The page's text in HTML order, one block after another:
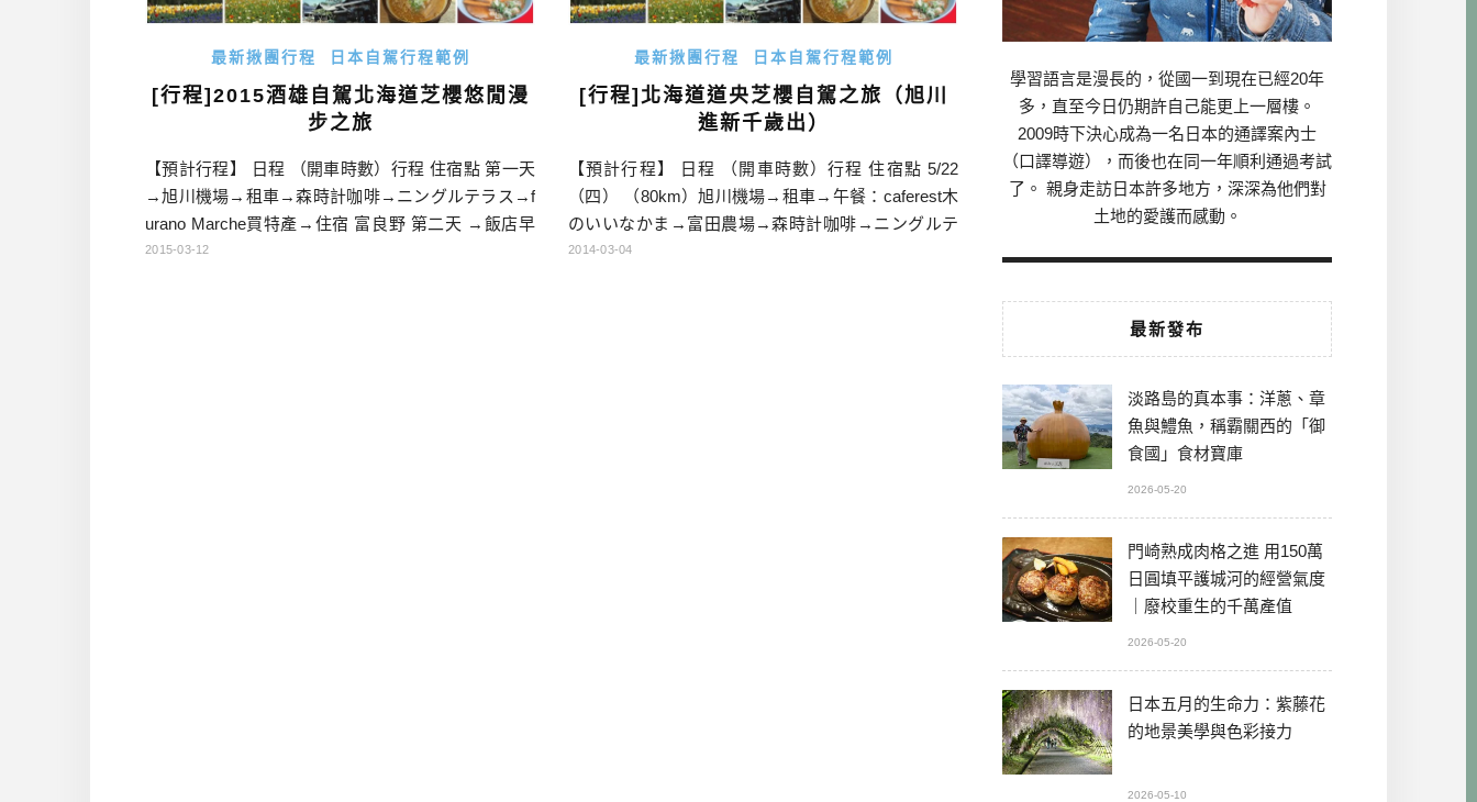
最新揪團行程 日本自駕行程範例
[行程]2015酒雄自駕北海道芝櫻悠閒漫
步之旅
【預計行程】 日程 （開車時數）行程 住宿點 第一天
→旭川機場→租車→森時計咖啡→ニングルテラス→f
urano Marche買特產→住宿 富良野 第二天 →飯店早
餐→陶藝＆咖啡：野良窯→青池→白鬚瀑布→十勝岳
2015-03-12
最新揪團行程 日本自駕行程範例
[行程]北海道道央芝櫻自駕之旅（旭川
進新千歲出）
【預計行程】 日程 （開車時數）行程 住宿點 5/22
（四） （80km）旭川機場→租車→午餐：caferest木
のいいなかま→富田農場→森時計咖啡→ニングルテ
ラス逛逛→furano Marche買特產→住宿 富良野 5/23
2014-03-04
學習語言是漫長的，從國一到現在已經20年
多，直至今日仍期許自己能更上一層樓。
2009時下決心成為一名日本的通譯案內士
（口譯導遊），而後也在同一年順利通過考試
了。 親身走訪日本許多地方，深深為他們對
土地的愛護而感動。
最新發布
淡路島的真本事：洋蔥、章
魚與鱧魚，稱霸關西的「御
食國」食材寶庫
2026-05-20
門崎熟成肉格之進 用150萬
日圓填平護城河的經營氣度
｜廢校重生的千萬產值
2026-05-20
日本五月的生命力：紫藤花
的地景美學與色彩接力
2026-05-10